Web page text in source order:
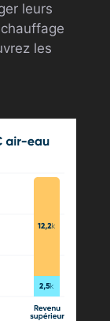
leurs
les